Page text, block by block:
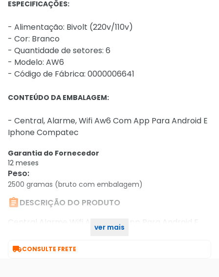
ESPECIFICAÇÕES:
- Alimentação: Bivolt (220v/110v)
- Cor: Branco
- Quantidade de setores: 6
- Modelo: AW6
- Código de Fábrica: 0000006641
CONTEÚDO DA EMBALAGEM:
- Central, Alarme, Wifi Aw6 Com App Para Android E
Iphone Compatec
Garantia do Fornecedor
12 meses
Peso:
2500 gramas (bruto com embalagem)
DESCRIÇÃO DO PRODUTO
Central Alarme Wifi Aw6 Com App Para Android E
ver mais
CONSULTE FRETE